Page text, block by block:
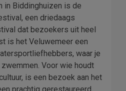
in Biddinghuizen is de
een driedaags
dat bezoekers uit heel
is het Veluwemeer een
waar je
Voor wie houdt
is een bezoek aan het